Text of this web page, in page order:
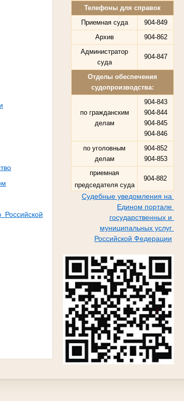
Телефоны для справок
Приемная суда
904-849
Архив
904-862
Администратор
суда
904-847
Отделы обеспечения
судопроизводства:
по гражданским
делам
904-843
904-844
904-845
904-846
по уголовным
делам
904-852
904-853
приемная
председателя суда
904-882
Судебные уведомления на
Едином портале
государственных и
муниципальных услуг
Российской Федерации